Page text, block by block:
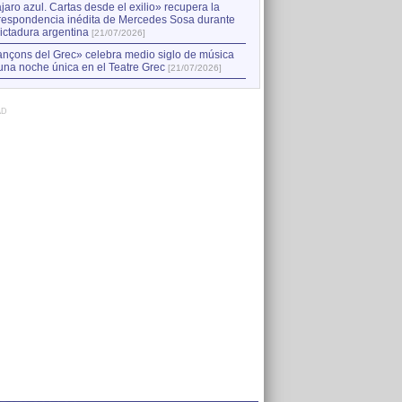
azul. Cartas desde el exilio» recupera la
inédita de Mercedes Sosa durante
argentina [21/07/2026]
del Grec» celebra medio siglo de música
noche única en el Teatre Grec [21/07/2026]